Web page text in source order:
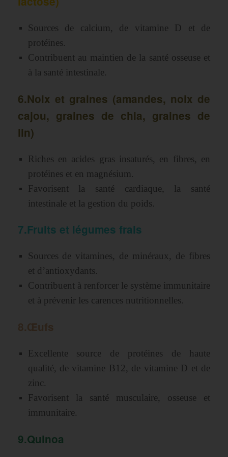
Sources de calcium, de vitamine D et de
protéines.
Contribuent au maintien de la santé osseuse et
à la santé intestinale.
6.Noix et graines (amandes, noix de
cajou, graines de chia, graines de
lin)
Riches en acides gras insaturés, en fibres, en
protéines et en magnésium.
Favorisent la santé cardiaque, la santé
intestinale et la gestion du poids.
7.Fruits et légumes frais
Sources de vitamines, de minéraux, de fibres
et d’antioxydants.
Contribuent à renforcer le système immunitaire
et à prévenir les carences nutritionnelles.
8.Œufs
Excellente source de protéines de haute
qualité, de vitamine B12, de vitamine D et de
zinc.
Favorisent la santé musculaire, osseuse et
immunitaire.
9.Quinoa